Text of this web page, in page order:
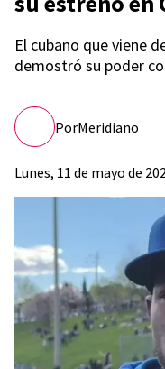
El cubano que viene
demostró su poder
PorMeridiano
Lunes, 11 de mayo de